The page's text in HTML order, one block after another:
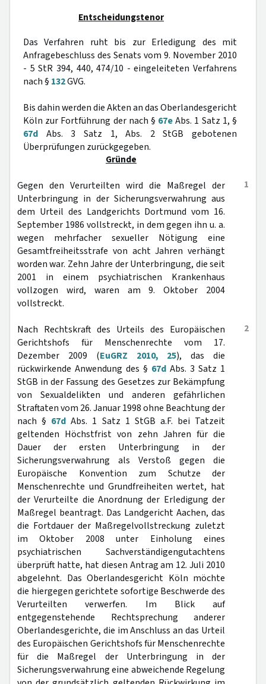
Entscheidungstenor
Das Verfahren ruht bis zur Erledigung des mit
Anfragebeschluss des Senats vom 9. November 2010
- 5 StR 394, 440, 474/10 - eingeleiteten Verfahrens
nach § 132GVG.
Bis dahin werden die Akten an das Oberlandesgericht
Köln zur Fortführung der nach § 67eAbs. 1 Satz 1, §
67d Abs. 3 Satz 1, Abs. 2 StGB gebotenen
Überprüfungen zurückgegeben.
Gründe
1
Gegen den Verurteilten wird die Maßregel der
Unterbringung in der Sicherungsverwahrung aus
dem Urteil des Landgerichts Dortmund vom 16.
September 1986 vollstreckt, in dem gegen ihn u. a.
wegen mehrfacher sexueller Nötigung eine
Gesamtfreiheitsstrafe von acht Jahren verhängt
worden war. Zehn Jahre der Unterbringung, die seit
2001 in einem psychiatrischen Krankenhaus
vollzogen wird, waren am 9. Oktober 2004
vollstreckt.
2
Nach Rechtskraft des Urteils des Europäischen
Gerichtshofs für Menschenrechte vom 17.
Dezember 2009 (EuGRZ 2010, 25), das die
rückwirkende Anwendung des § 67d Abs. 3 Satz 1
StGB in der Fassung des Gesetzes zur Bekämpfung
von Sexualdelikten und anderen gefährlichen
Straftaten vom 26. Januar 1998 ohne Beachtung der
nach § 67d Abs. 1 Satz 1 StGB a.F. bei Tatzeit
geltenden Höchstfrist von zehn Jahren für die
Dauer der ersten Unterbringung in der
Sicherungsverwahrung als Verstoß gegen die
Europäische Konvention zum Schutze der
Menschenrechte und Grundfreiheiten wertet, hat
der Verurteilte die Anordnung der Erledigung der
Maßregel beantragt. Das Landgericht Aachen, das
die Fortdauer der Maßregelvollstreckung zuletzt
im Oktober 2008 unter Einholung eines
psychiatrischen Sachverständigengutachtens
überprüft hatte, hat diesen Antrag am 12. Juli 2010
abgelehnt. Das Oberlandesgericht Köln möchte
die hiergegen gerichtete sofortige Beschwerde des
Verurteilten verwerfen. Im Blick auf
entgegenstehende Rechtsprechung anderer
Oberlandesgerichte, die im Anschluss an das Urteil
des Europäischen Gerichtshofs für Menschenrechte
für die Maßregel der Unterbringung in der
Sicherungsverwahrung eine abweichende Regelung